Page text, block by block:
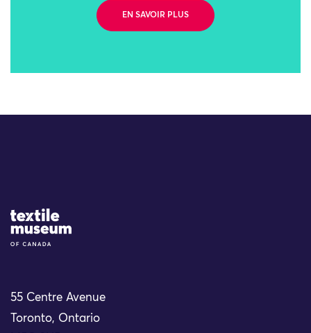
EN SAVOIR PLUS
Site Logo
55 Centre Avenue
Toronto, Ontario